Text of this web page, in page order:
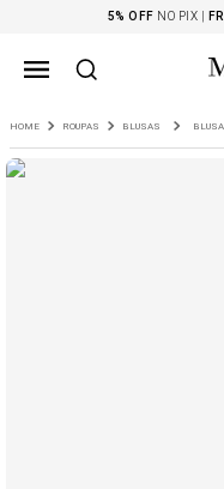
5% OFF NO PIX |
ROUPAS BLUSAS